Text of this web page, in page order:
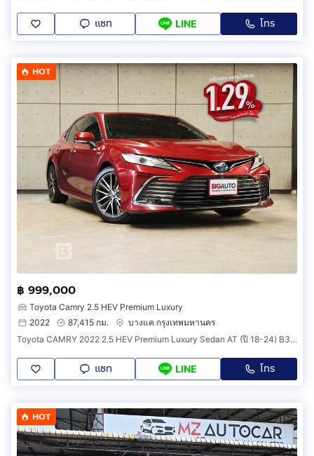
แชท LINE โทร
HOT
฿ 999,000
Toyota Camry 2.5 HEV Premium Luxury
2022
87,415 กม.
บางแค กรุงเทพมหานคร
Toyota CAMRY 2022 2.5 HEV Premium Luxury Sedan AT (ปี 18-24) B3002
แชท LINE โทร
HOT